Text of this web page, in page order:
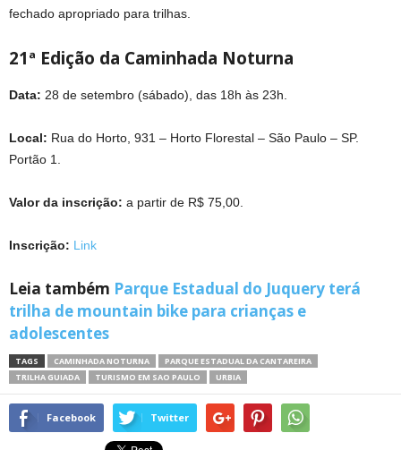
fechado apropriado para trilhas.
21ª Edição da Caminhada Noturna
Data: 28 de setembro (sábado), das 18h às 23h.
Local: Rua do Horto, 931 – Horto Florestal – São Paulo – SP.
Portão 1.
Valor da inscrição: a partir de R$ 75,00.
Inscrição: Link
Leia também Parque Estadual do Juquery terá
trilha de mountain bike para crianças e
adolescentes
TAGS CAMINHADA NOTURNA
PARQUE ESTADUAL DA CANTAREIRA
TRILHA GUIADA
TURISMO EM SAO PAULO URBIA
Facebook Twitter